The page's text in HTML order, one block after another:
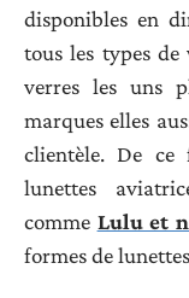
disponibles en
tous les types de
verres les uns
marques elles
clientèle. De
lunettes
comme Lulu et
formes de